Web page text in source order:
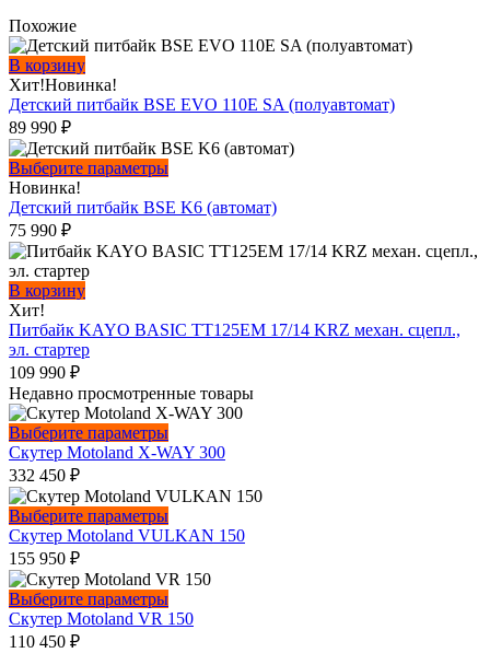
Похожие
В корзину
Хит!Новинка!
Детский питбайк BSE EVO 110E SA (полуавтомат)
89 990 ₽
Выберите параметрыЭтот
имеет
вариаций.
на
странице
Новинка!
Детский питбайк BSE K6 (автомат)
75 990 ₽
В корзину
Хит!
Питбайк KAYO BASIC TT125EM 17/14 KRZ механ. сцепл.,
эл. стартер
109 990 ₽
Недавно просмотренные товары
Выберите параметрыЭтот
товар
несколько
вариаций.
Опции
можно
выбрать
на
странице
товара.
Скутер Motoland X-WAY 300
332 450 ₽
Выберите параметрыЭтот
товар
несколько
вариаций.
Опции
можно
Скутер Motoland VULKAN 150
155 950 ₽
Выберите параметрыЭтот
товар
Скутер Motoland VR 150
110 450 ₽